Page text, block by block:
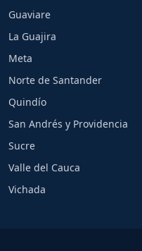
Guaviare
La Guajira
Meta
Norte de Santander
Quindío
San Andrés y Providencia
Sucre
Valle del Cauca
Vichada